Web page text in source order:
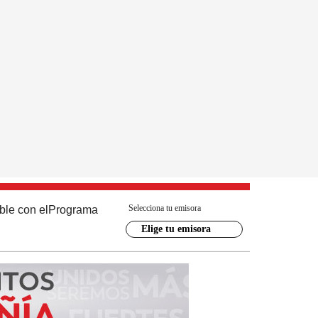
con el Programa Selecciona tu emisora
Elige tu emisora